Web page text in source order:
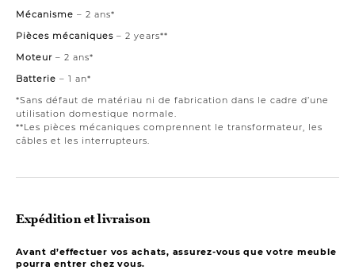
Mécanisme – 2 ans*
Pièces mécaniques – 2 years**
Moteur – 2 ans*
Batterie – 1 an*
*Sans défaut de matériau ni de fabrication dans le cadre d’une
utilisation domestique normale.
**Les pièces mécaniques comprennent le transformateur, les
câbles et les interrupteurs.
Expédition et livraison
Avant d’effectuer vos achats, assurez-vous que votre meuble
pourra entrer chez vous.